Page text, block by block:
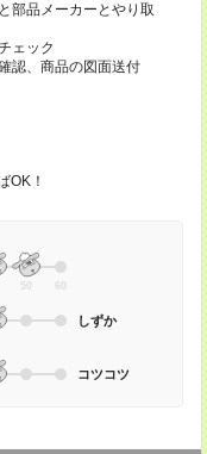
部品メーカーとやり取
ェック
認、商品の図面送付
OK！
50 60
しずか
コツコツ